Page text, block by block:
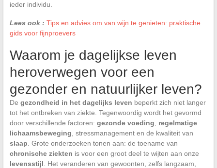
ieder individu.
Lees ook : Tips en advies om van wijn te genieten: praktische
gids voor fijnproevers
Waarom je dagelijkse leven
heroverwegen voor een
gezonder en natuurlijker leven?
De gezondheid in het dagelijks leven beperkt zich niet langer
tot het ontbreken van ziekte. Tegenwoordig wordt het gevormd
door verschillende factoren: gezonde voeding
regelmatige
lichaamsbeweging , stressmanagement en de kwaliteit van
slaap . Grote onderzoeken tonen aan: de toename van
chronische ziekten is voor een groot deel te wijten aan onze
levensstijl . Het veranderen van gewoonten, zelfs langzaam,